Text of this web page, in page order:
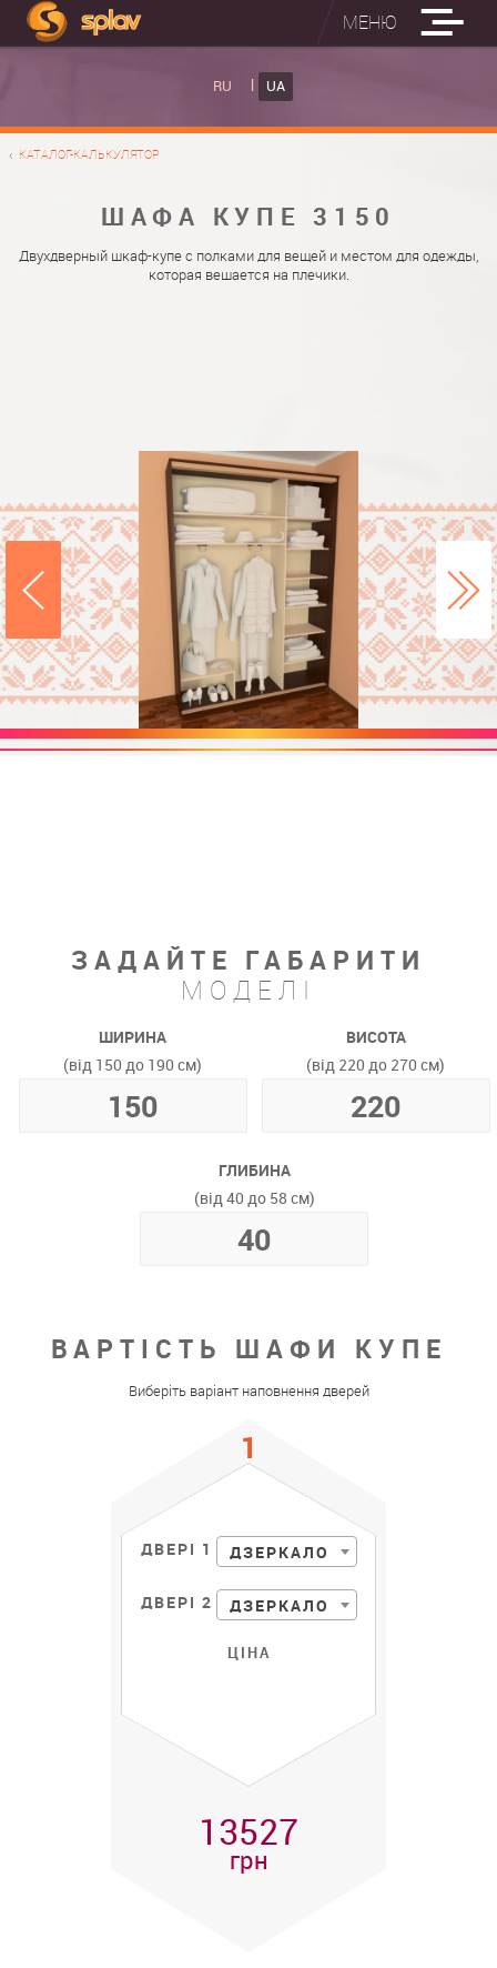
МЕНЮ
RU UA
КАТАЛОГ-КАЛЬКУЛЯТОР
ШАФА КУПЕ 3150
Двухдверный шкаф-купе с полками для вещей и местом для одежды,
которая вешается на плечики.
ЗАДАЙТЕ ГАБАРИТИ
МОДЕЛІ
ШИРИНА
(від 150 до 190 см)
ВИСОТА
(від 220 до 270 см)
ГЛИБИНА
(від 40 до 58 см)
ВАРТІСТЬ ШАФИ КУПЕ
Виберіть варіант наповнення дверей
ДВЕРІ 1 ДЗЕРКАЛО
ДВЕРІ 2 ДЗЕРКАЛО
ЦІНА
13527
грн
ВБУДОВАНІ ПРАСУВАЛЬНІ ДОШКИ
НАСТІННА ПРАСУВАЛЬНА ДОШКА "РУСАЛКА"
ФОТО ШАФ КУПЕ
МАТЕРІАЛИ
ФУРНІТУРА
ПРО НАС